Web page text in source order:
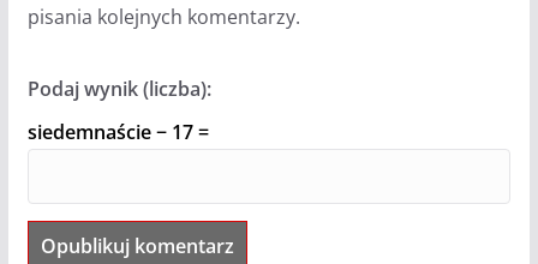
pisania kolejnych komentarzy.
Podaj wynik (liczba):
siedemnaście − 17 =